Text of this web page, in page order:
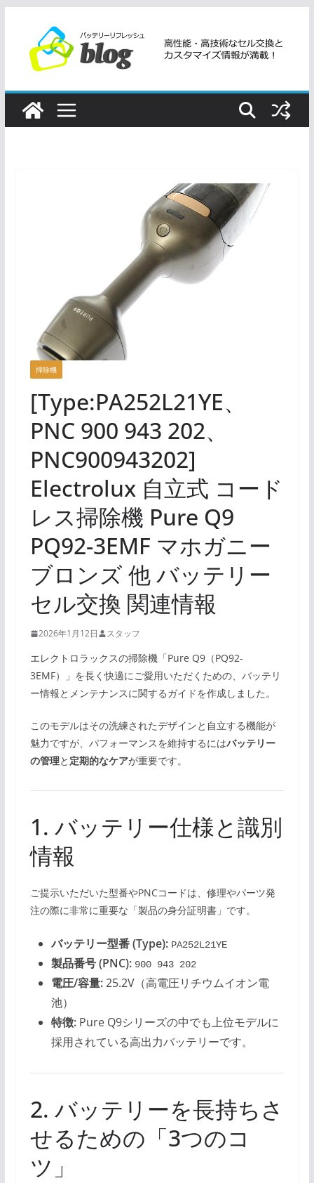
ツ
掃除機
[Type:PA252L21YE、
PNC 900 943 202、
PNC900943202]
Electrolux 自立式 コード
レス掃除機 Pure Q9
PQ92-3EMF マホガニー
ブロンズ 他 バッテリー
セル交換 関連情報
2026年1月12日 スタッフ
エレクトロラックスの掃除機「Pure Q9（PQ92-
3EMF）」を長く快適にご愛用いただくための、バッテリ
ー情報とメンテナンスに関するガイドを作成しました。
このモデルはその洗練されたデザインと自立する機能が
魅力ですが、パフォーマンスを維持するにはバッテリー
の管理と 定期的なケアが重要です。
1. バッテリー仕様と識別
情報
ご提示いただいた型番やPNCコードは、修理やパーツ発
注の際に非常に重要な「製品の身分証明書」です。
バッテリー型番 (Type): PA252L21YE
製品番号 (PNC): 900 943 202
電圧/容量:25.2V（高電圧リチウムイオン電
池）
特徴:Pure Q9シリーズの中でも上位モデルに
採用されている高出力バッテリーです。
2. バッテリーを長持ちさ
せるための「3つのコ
ツ」